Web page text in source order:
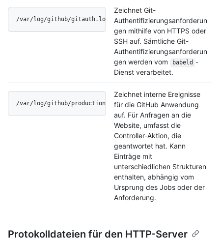
/var/log/github/gitauth.log
Zeichnet Git-
Authentifizierungsanforderun
gen mithilfe von HTTPS oder
SSH auf. Sämtliche Git-
Authentifizierungsanforderun
gen werden vom
babeld -
Dienst verarbeitet.
/var/log/github/production.log
Zeichnet interne Ereignisse
für die GitHub Anwendung
auf. Für Anfragen an die
Website, umfasst die
Controller-Aktion, die
geantwortet hat. Kann
Einträge mit
unterschiedlichen Strukturen
enthalten, abhängig vom
Ursprung des Jobs oder der
Anforderung.
Protokolldateien für den HTTP-Server